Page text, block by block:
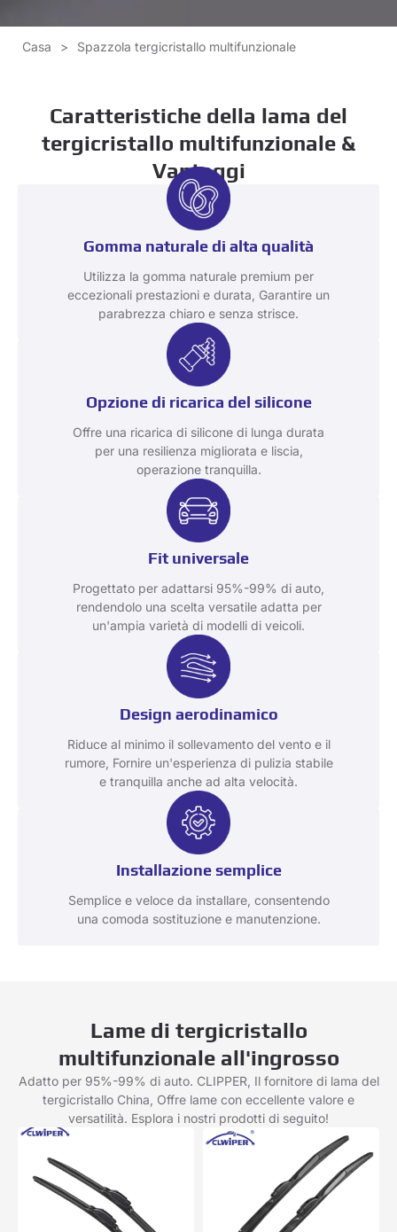
Casa > Spazzola tergicristallo multifunzionale
Caratteristiche della lama del
tergicristallo multifunzionale &
Vantaggi
Gomma naturale di alta qualità
Utilizza la gomma naturale premium per
eccezionali prestazioni e durata, Garantire un
parabrezza chiaro e senza strisce.
Opzione di ricarica del silicone
Offre una ricarica di silicone di lunga durata
per una resilienza migliorata e liscia,
operazione tranquilla.
Fit universale
Progettato per adattarsi 95%-99% di auto,
rendendolo una scelta versatile adatta per
un'ampia varietà di modelli di veicoli.
Design aerodinamico
Riduce al minimo il sollevamento del vento e il
rumore, Fornire un'esperienza di pulizia stabile
e tranquilla anche ad alta velocità.
Installazione semplice
Semplice e veloce da installare, consentendo
una comoda sostituzione e manutenzione.
Lame di tergicristallo
multifunzionale all'ingrosso
Adatto per 95%-99% di auto. CLIPPER, Il fornitore di lama del
tergicristallo China, Offre lame con eccellente valore e
versatilità. Esplora i nostri prodotti di seguito!